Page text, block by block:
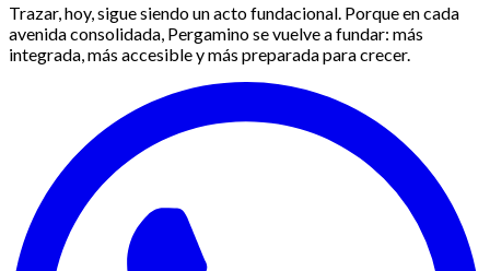
Trazar, hoy, sigue siendo un acto fundacional. Porque en cada
avenida consolidada, Pergamino se vuelve a fundar: más
integrada, más accesible y más preparada para crecer.